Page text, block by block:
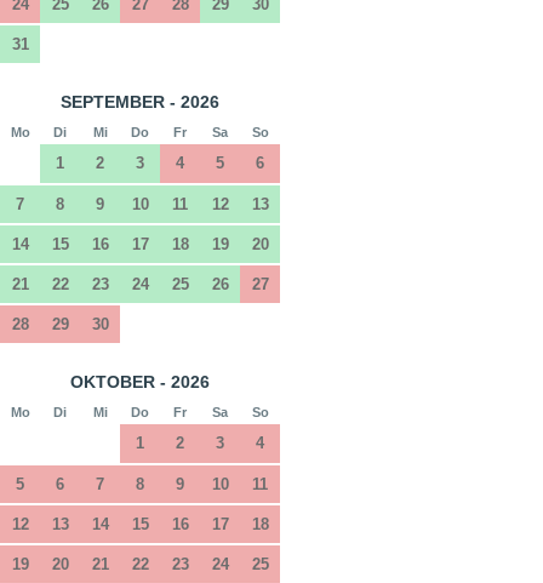
24 25 26 27 28 29 30
31
SEPTEMBER - 2026
Mo Di Mi Do Fr Sa So
1 2 3 4 5 6
7 8 9 10 11 12 13
14 15 16 17 18 19 20
21 22 23 24 25 26 27
28 29 30
OKTOBER - 2026
Mo Di Mi Do Fr Sa So
1 2 3 4
5 6 7 8 9 10 11
12 13 14 15 16 17 18
19 20 21 22 23 24 25